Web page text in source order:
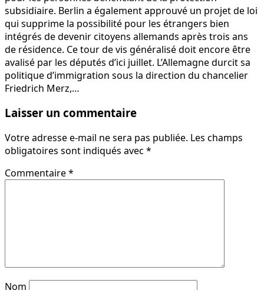
subsidiaire. Berlin a également approuvé un projet de loi
qui supprime la possibilité pour les étrangers bien
intégrés de devenir citoyens allemands après trois ans
de résidence. Ce tour de vis généralisé doit encore être
avalisé par les députés d’ici juillet. L’Allemagne durcit sa
politique d’immigration sous la direction du chancelier
Friedrich Merz,…
Laisser un commentaire
Votre adresse e-mail ne sera pas publiée. Les champs
obligatoires sont indiqués avec *
Commentaire*
Nom